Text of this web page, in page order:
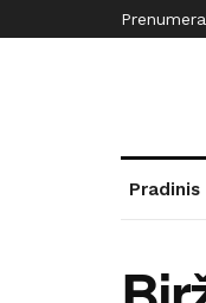
Pradinis